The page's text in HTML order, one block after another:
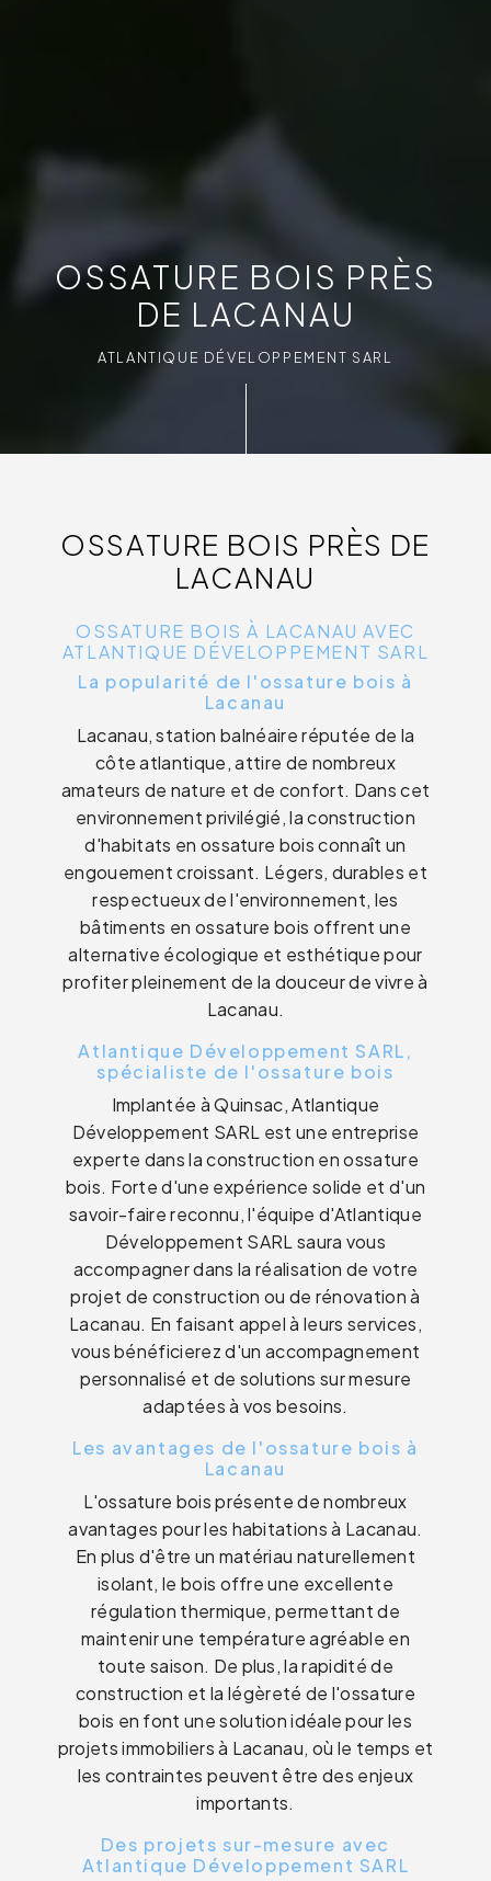
OSSATURE BOIS PRÈS
DE LACANAU
ATLANTIQUE DÉVELOPPEMENT SARL
OSSATURE BOIS PRÈS DE
LACANAU
OSSATURE BOIS À LACANAU AVEC
ATLANTIQUE DÉVELOPPEMENT SARL
La popularité de l'ossature bois à
Lacanau
Lacanau, station balnéaire réputée de la
côte atlantique, attire de nombreux
amateurs de nature et de confort. Dans cet
environnement privilégié, la construction
d'habitats en ossature bois connaît un
engouement croissant. Légers, durables et
respectueux de l'environnement, les
bâtiments en ossature bois offrent une
alternative écologique et esthétique pour
profiter pleinement de la douceur de vivre à
Lacanau.
Atlantique Développement SARL,
spécialiste de l'ossature bois
Implantée à Quinsac, Atlantique
Développement SARL est une entreprise
experte dans la construction en ossature
bois. Forte d'une expérience solide et d'un
savoir-faire reconnu, l'équipe d'Atlantique
Développement SARL saura vous
accompagner dans la réalisation de votre
projet de construction ou de rénovation à
Lacanau. En faisant appel à leurs services,
vous bénéficierez d'un accompagnement
personnalisé et de solutions sur mesure
adaptées à vos besoins.
Les avantages de l'ossature bois à
Lacanau
L'ossature bois présente de nombreux
avantages pour les habitations à Lacanau.
En plus d'être un matériau naturellement
isolant, le bois offre une excellente
régulation thermique, permettant de
maintenir une température agréable en
toute saison. De plus, la rapidité de
construction et la légèreté de l'ossature
bois en font une solution idéale pour les
projets immobiliers à Lacanau, où le temps et
les contraintes peuvent être des enjeux
importants.
Des projets sur-mesure avec
Atlantique Développement SARL